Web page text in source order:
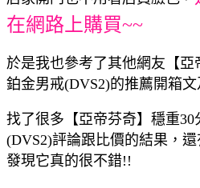
在網路上購買~~
於是我也參考了其他網友【亞
鉑金男戒(DVS2)的推薦開箱
找了很多【亞帝芬奇】穩重
(DVS2)評論跟比價的結果，
發現它真的很不錯!!